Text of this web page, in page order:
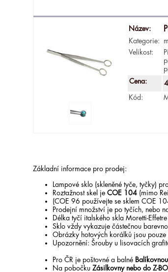
Název:
Kategorie:
Velikost:
Cena:
Kód:
Základní informace pro prodej:
Lampové sklo (skleněné tyče, tyčky)
Roztažnost skel jeCOE 104 (mimo
(COE 96 používejte se sklem COE
Prodejní množství je po tyčích, nebo
Délka tyčí italského skla Moretti-
Sklo vždy vykazuje částečnou
Obrázky hotových korálků jsou
Upozornění: Šrouby u lisovacích
Pro ČR je poštovné a balné
Na pobočku Zásilkovny nebo do Z-